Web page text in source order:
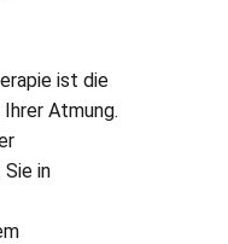
ist die
Atmung.
in